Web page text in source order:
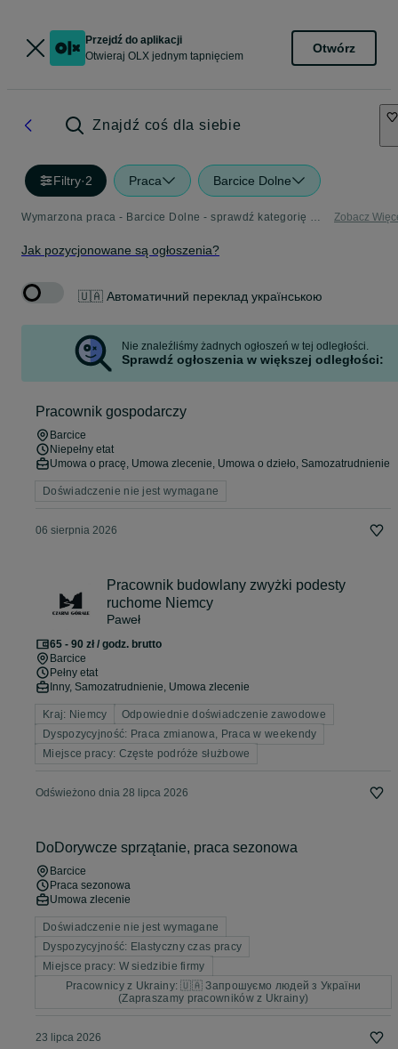
Przejdź do aplikacji
Otwieraj OLX jednym tapnięciem
Otwórz
Znajdź coś dla siebie
Filtry·2 Praca Barcice Dolne
Wymarzona praca - Barcice Dolne - sprawdź kategorię Praca Zobacz
Jak pozycjonowane są ogłoszenia?
🇺🇦 Автоматичний переклад українською
Nie znaleźliśmy żadnych ogłoszeń w tej odległości.
Sprawdź ogłoszenia w większej odległości:
Pracownik gospodarczy
Barcice
Niepełny etat
Umowa o pracę, Umowa zlecenie, Umowa o dzieło, Samozatrudnienie
Doświadczenie nie jest wymagane
06 sierpnia 2026
Pracownik budowlany zwyżki podesty
ruchome Niemcy
Paweł
65 - 90 zł / godz. brutto
Barcice
Pełny etat
Inny, Samozatrudnienie, Umowa zlecenie
Kraj: Niemcy
Odpowiednie doświadczenie zawodowe
Dyspozycyjność: Praca zmianowa, Praca w weekendy
Miejsce pracy: Częste podróże służbowe
Odświeżono dnia 28 lipca 2026
DoDorywcze sprzątanie, praca sezonowa
Barcice
Praca sezonowa
Umowa zlecenie
Doświadczenie nie jest wymagane
Dyspozycyjność: Elastyczny czas pracy
Miejsce pracy: W siedzibie firmy
Pracownicy z Ukrainy: 🇺🇦 Запрошуємо людей з України
(Zapraszamy pracowników z Ukrainy)
23 lipca 2026